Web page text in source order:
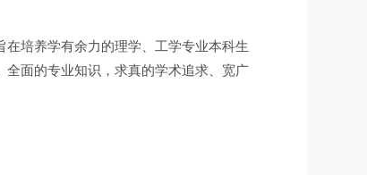
培养学有余力的理学、工学专业本科生
面的专业知识，求真的学术追求、宽广